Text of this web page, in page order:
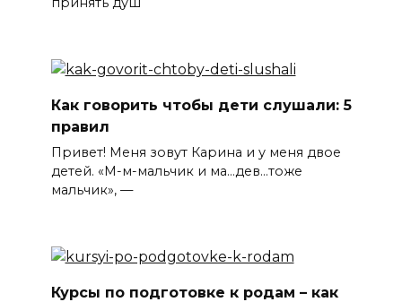
Как говорить чтобы дети слушали: 5
правил
Привет! Меня зовут Карина и у меня двое
детей. «М-м-мальчик и ма…дев…тоже
мальчик», —
Курсы по подготовке к родам – как